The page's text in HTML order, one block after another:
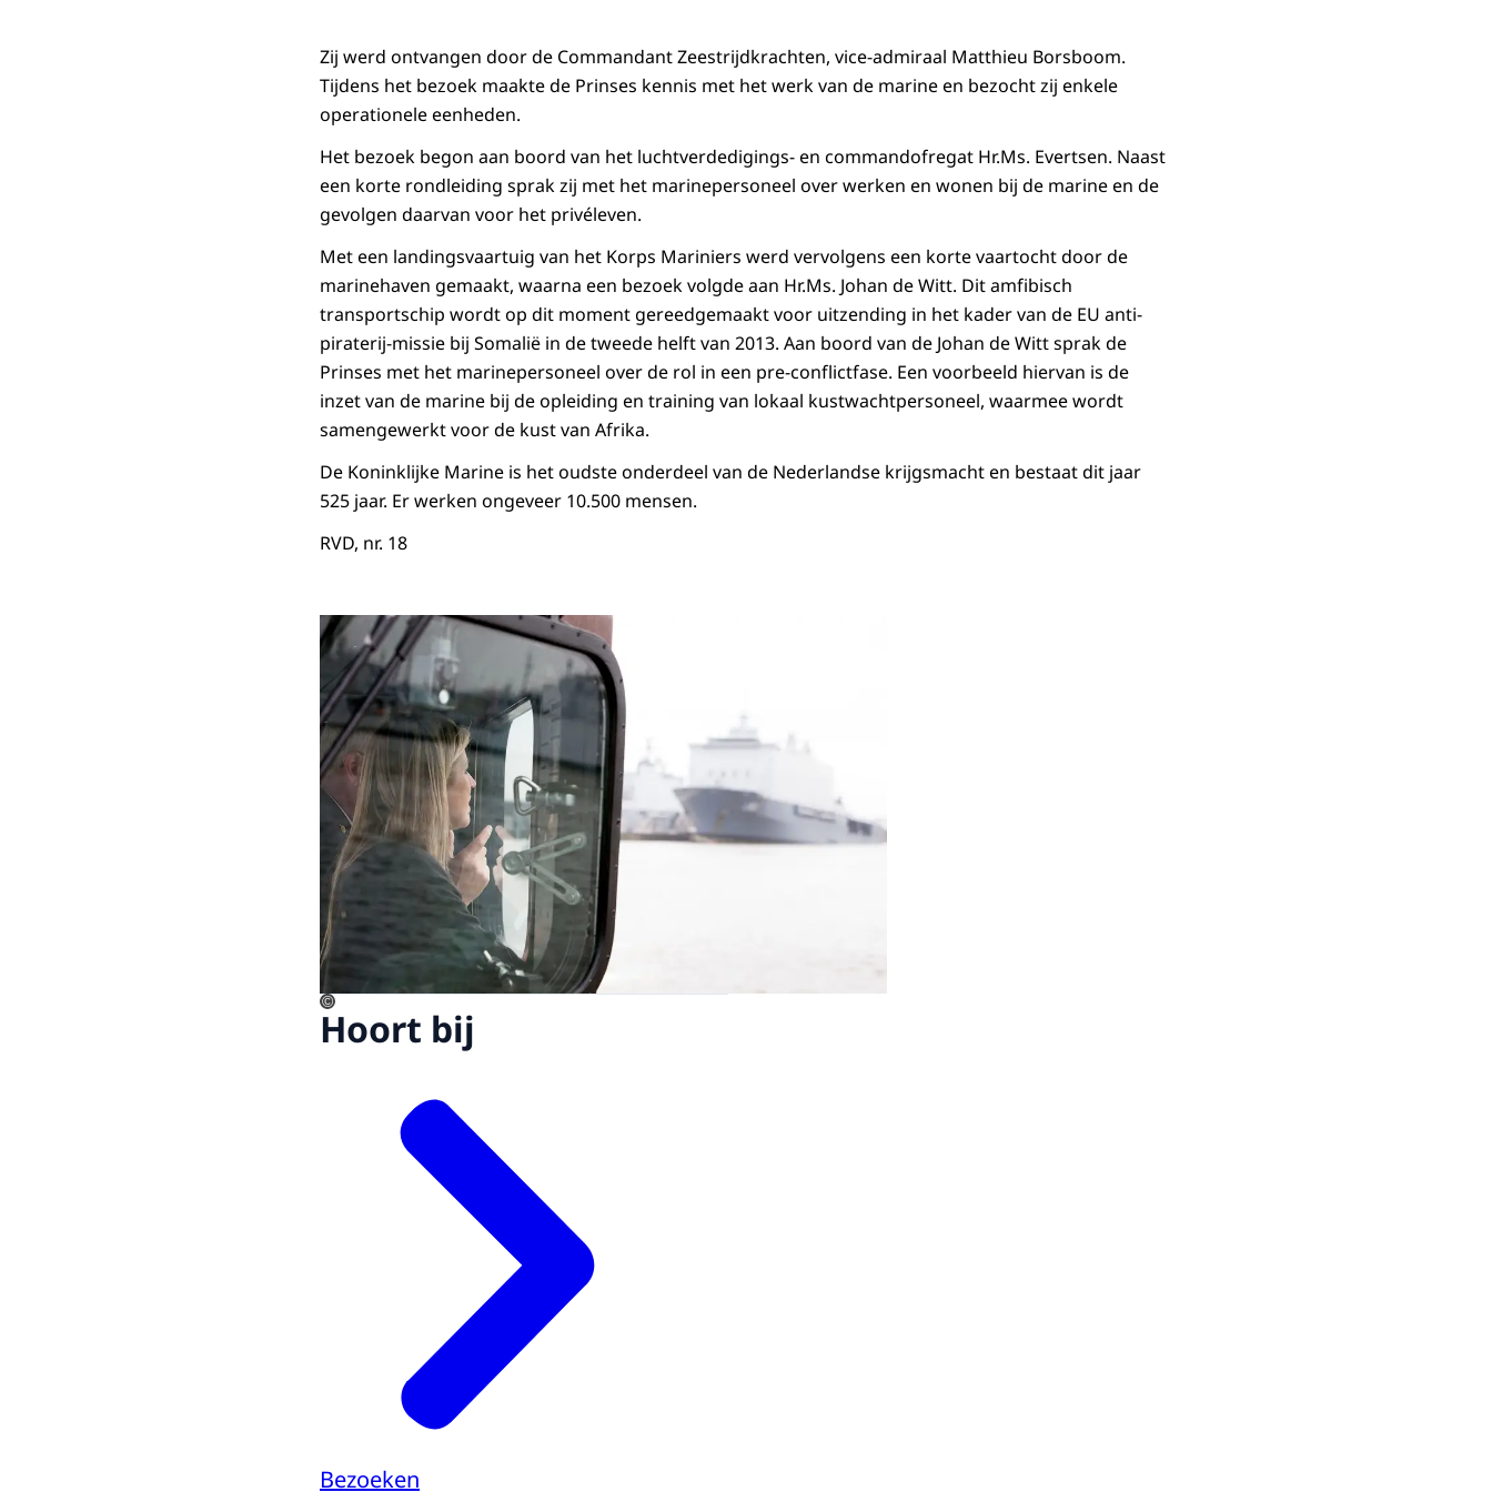
Zij werd ontvangen door de Commandant Zeestrijdkrachten, vice-admiraal Matthieu Borsboom.
Tijdens het bezoek maakte de Prinses kennis met het werk van de marine en bezocht zij enkele
operationele eenheden.
Het bezoek begon aan boord van het luchtverdedigings- en commandofregat Hr.Ms. Evertsen. Naast
een korte rondleiding sprak zij met het marinepersoneel over werken en wonen bij de marine en de
gevolgen daarvan voor het privéleven.
Met een landingsvaartuig van het Korps Mariniers werd vervolgens een korte vaartocht door de
marinehaven gemaakt, waarna een bezoek volgde aan Hr.Ms. Johan de Witt. Dit amfibisch
transportschip wordt op dit moment gereedgemaakt voor uitzending in het kader van de EU anti-
piraterij-missie bij Somalië in de tweede helft van 2013. Aan boord van de Johan de Witt sprak de
Prinses met het marinepersoneel over de rol in een pre-conflictfase. Een voorbeeld hiervan is de
inzet van de marine bij de opleiding en training van lokaal kustwachtpersoneel, waarmee wordt
samengewerkt voor de kust van Afrika.
De Koninklijke Marine is het oudste onderdeel van de Nederlandse krijgsmacht en bestaat dit jaar
525 jaar. Er werken ongeveer 10.500 mensen.
RVD, nr. 18
©
Hoort bij
Bezoeken